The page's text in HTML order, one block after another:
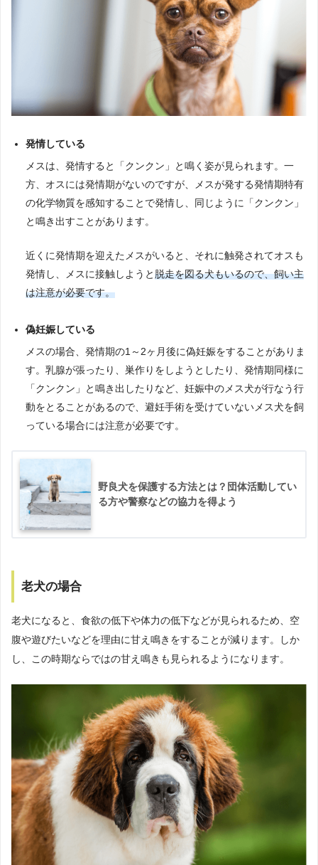
発情している
メスは、発情すると「クンクン」と鳴く姿が見られます。一
方、オスには発情期がないのですが、メスが発する発情期特有
の化学物質を感知することで発情し、同じように「クンクン」
と鳴き出すことがあります。
近くに発情期を迎えたメスがいると、それに触発されてオスも
発情し、メスに接触しようと脱走を図る犬もいるので、飼い主
は注意が必要です。
偽妊娠している
メスの場合、発情期の1～2ヶ月後に偽妊娠をすることがありま
す。乳腺が張ったり、巣作りをしようとしたり、発情期同様に
「クンクン」と鳴き出したりなど、妊娠中のメス犬が行なう行
動をとることがあるので、避妊手術を受けていないメス犬を飼
っている場合には注意が必要です。
野良犬を保護する方法とは？団体活動してい
る方や警察などの協力を得よう
老犬の場合
老犬になると、食欲の低下や体力の低下などが見られるため、空
腹や遊びたいなどを理由に甘え鳴きをすることが減ります。しか
し、この時期ならではの甘え鳴きも見られるようになります。